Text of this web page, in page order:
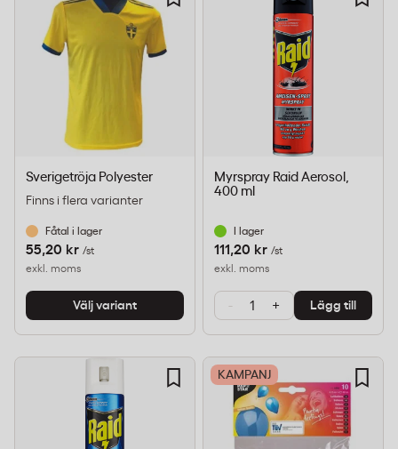
Sverigetröja Polyester
Finns i flera varianter
Fåtal i lager
55,20 kr /st
exkl. moms
Välj variant
Myrspray Raid Aerosol,
400 ml
I lager
111,20 kr /st
exkl. moms
- + Lägg till
KAMPANJ